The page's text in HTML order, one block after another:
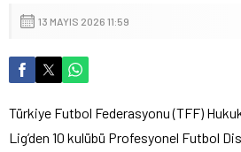
13 MAYIS 2026 11:59
Türkiye Futbol Federasyonu (TFF)
Lig’den 10 kulübü Profesyonel Futbol